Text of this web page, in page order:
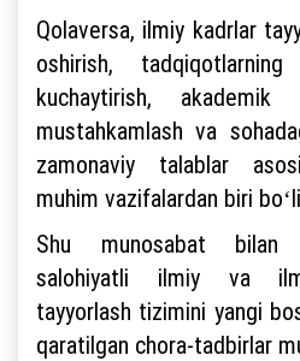
Qolaversa, ilmiy kadrlar
oshirish,
kuchaytirish, akademik
mustahkamlash va
zamonaviy talablar
muhim vazifalardan biri
Shu munosabat bilan
salohiyatli ilmiy va
tayyorlash tizimini yangi
qaratilgan chora-tadbirlar